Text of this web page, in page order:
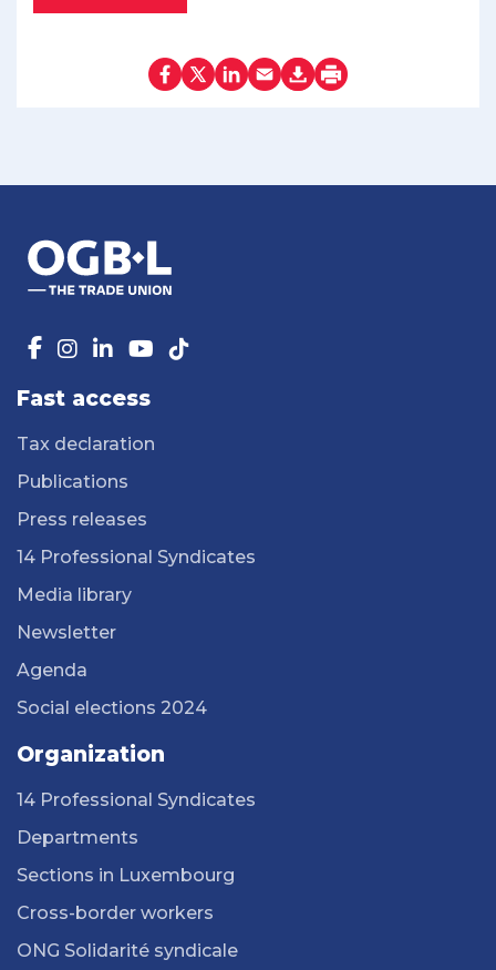
Fast access
Tax declaration
Publications
Press releases
14 Professional Syndicates
Media library
Newsletter
Agenda
Social elections 2024
Organization
14 Professional Syndicates
Departments
Sections in Luxembourg
Cross-border workers
ONG Solidarité syndicale